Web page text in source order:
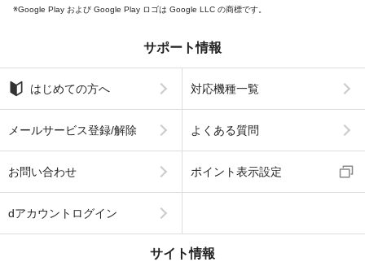
Google Play および Google Play ロゴは Google LLC の商標です。
サポート情報
はじめての方へ 対応機種一覧
メールサービス登録/解除 よくある質問
お問い合わせ ポイント表示設定
dアカウントログイン
サイト情報